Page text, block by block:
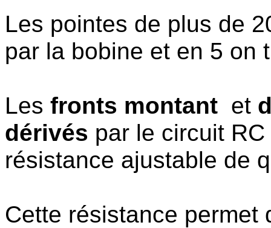
Les pointes de plus de
par la bobine et en 5 on
Les fronts montant et
dérivés par le circuit
résistance ajustable de
Cette résistance permet